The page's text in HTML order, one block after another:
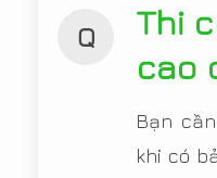
Q
Thi
cao
Bạn
khi có